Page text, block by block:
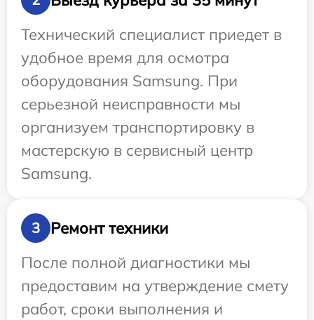
Технический специалист приедет в
удобное время для осмотра
оборудования Samsung. При
серьезной неисправности мы
организуем транспортировку в
мастерскую в сервисный центр
Samsung.
3
Ремонт техники
После полной диагностики мы
предоставим на утверждение смету
работ, сроки выполнения и